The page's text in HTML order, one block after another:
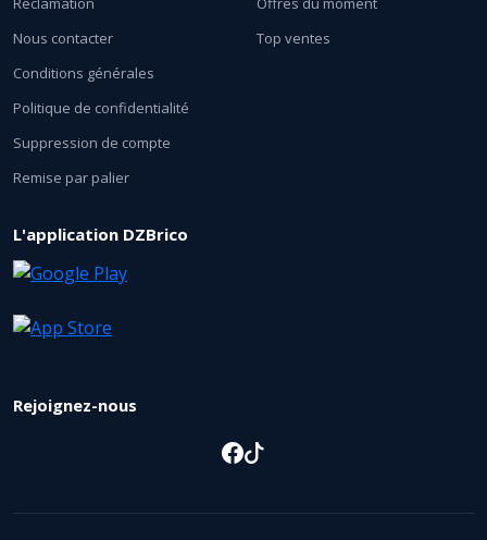
Nous contacter
Conditions générales
Politique de confidentialité
Suppression de compte
Remise par palier
Top ventes
L'application DZBrico
Rejoignez-nous